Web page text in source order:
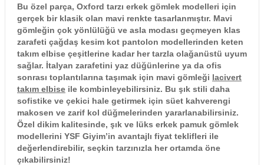
Bu özel parça, Oxford tarzı erkek gömlek modelleri için
gerçek bir klasik olan mavi renkte tasarlanmıştır. Mavi
gömleğin çok yönlülüğü ve asla modası geçmeyen klas
zarafeti çağdaş kesim kot pantolon modellerinden keten
takım elbise çeşitlerine kadar her tarzla olağanüstü uyum
sağlar. İtalyan zarafetini yaz düğünlerine ya da ofis
sonrası toplantılarına taşımak için mavi gömleği lacivert
takım elbise ile kombinleyebilirsiniz. Bu şık stili daha
sofistike ve çekici hale getirmek için süet kahverengi
makosen ve zarif kol düğmelerinden yararlanabilirsiniz.
Özel dikim kalitesinde, şık ve lüks erkek pamuk gömlek
modellerini YSF Giyim’in avantajlı fiyat teklifleri ile
değerlendirebilir, seçkin tarzınızla her ortamda öne
çıkabilirsiniz!